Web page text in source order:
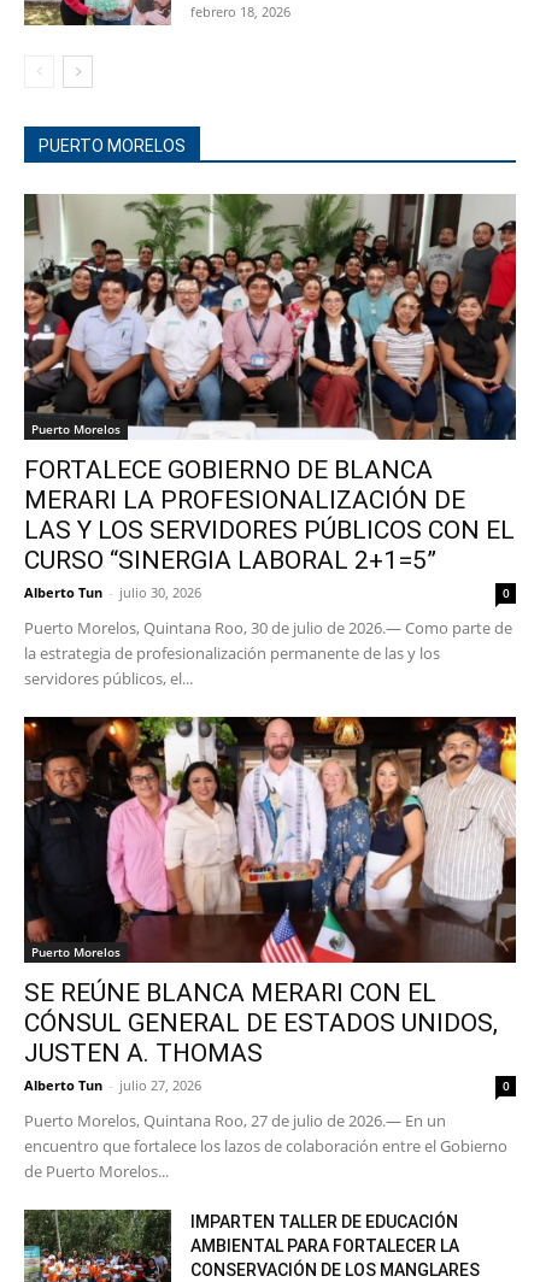
febrero 18, 2026
PUERTO MORELOS
Puerto Morelos
FORTALECE GOBIERNO DE BLANCA
MERARI LA PROFESIONALIZACIÓN DE
LAS Y LOS SERVIDORES PÚBLICOS CON EL
CURSO “SINERGIA LABORAL 2+1=5”
Alberto Tun - julio 30, 2026 0
Puerto Morelos, Quintana Roo, 30 de julio de 2026.— Como parte de
la estrategia de profesionalización permanente de las y los
servidores públicos, el...
Puerto Morelos
SE REÚNE BLANCA MERARI CON EL
CÓNSUL GENERAL DE ESTADOS UNIDOS,
JUSTEN A. THOMAS
Alberto Tun - julio 27, 2026 0
Puerto Morelos, Quintana Roo, 27 de julio de 2026.— En un
encuentro que fortalece los lazos de colaboración entre el Gobierno
de Puerto Morelos...
IMPARTEN TALLER DE EDUCACIÓN
AMBIENTAL PARA FORTALECER LA
CONSERVACIÓN DE LOS MANGLARES